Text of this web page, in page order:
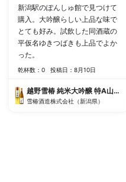
新潟駅のぽんしゅ館で見つけて
購入。大吟醸らしい上品な味で
とても好み。試飲した同酒蔵の
平仮名ゆきつばきも上品でよか
った。
乾杯数：0 投稿日：8月10日
越野雪椿 純米大吟醸 特A山田錦
雪椿酒造株式会社（新潟県）